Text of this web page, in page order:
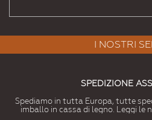
I NOSTRI
SPEDIZIONE
Spediamo in tutta Europa, tutte
imballo in cassa di legno. Leggi le